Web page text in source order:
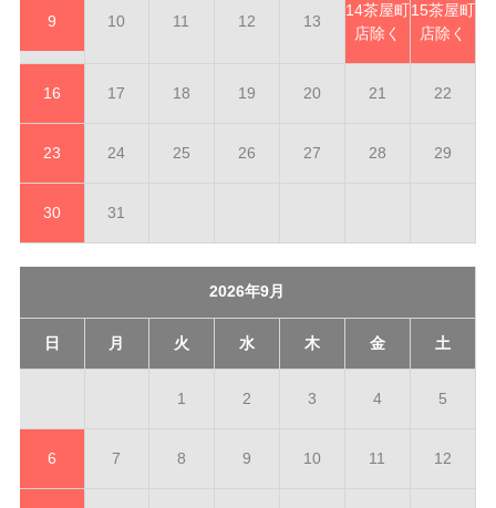
9 10 11 12 13
14茶屋町
店除く
15茶屋町
店除く
16 17 18 19 20 21 22
23 24 25 26 27 28 29
30 31
2026年9月
日 月 火 水 木 金 土
1 2 3 4 5
6 7 8 9 10 11 12